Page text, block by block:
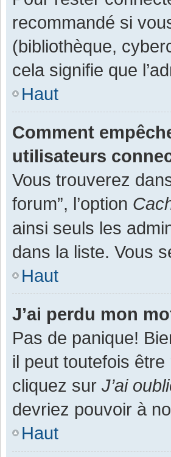
recommandé si
(bibliothèque,
cela signifie que
Haut
Comment
utilisateurs
Vous trouverez
forum”, l’option
ainsi seuls les
dans la liste. Vous
Haut
J’ai perdu mon
Pas de panique!
il peut toutefois
cliquez sur J’ai
devriez pouvoir à
Haut